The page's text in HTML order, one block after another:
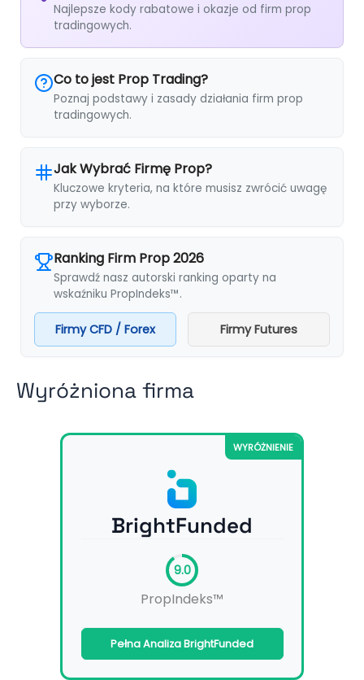
Najlepsze kody rabatowe i okazje od firm prop
tradingowych.
Co to jest Prop Trading?
Poznaj podstawy i zasady działania firm prop
tradingowych.
Jak Wybrać Firmę Prop?
Kluczowe kryteria, na które musisz zwrócić uwagę
przy wyborze.
Ranking Firm Prop 2026
Sprawdź nasz autorski ranking oparty na
wskaźniku PropIndeks™.
Firmy CFD / Forex Firmy Futures
Wyróżniona firma
WYRÓŻNIENIE
BrightFunded
9.0
PropIndeks™
Pełna Analiza BrightFunded